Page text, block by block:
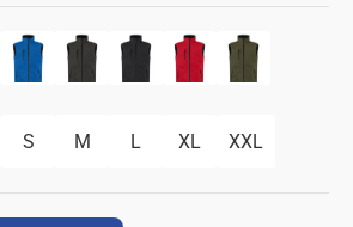
S M L XL XXL